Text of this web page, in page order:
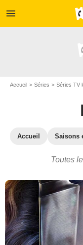
menu
Accueil Séries Séries TV
Accueil Saisons
Toutes